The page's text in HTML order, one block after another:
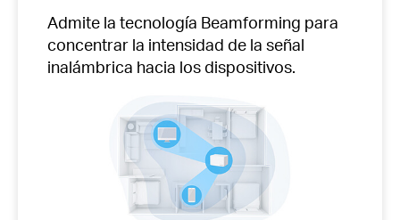
Admite la tecnología Beamforming para
concentrar la intensidad de la señal
inalámbrica hacia los dispositivos.